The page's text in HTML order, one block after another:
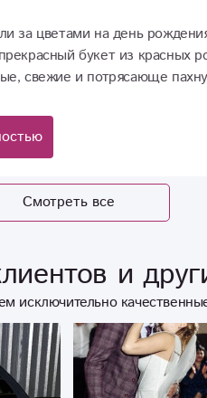
за цветами на день
букет из красных
свежие и потрясающе
Буду рекомендовать
Смотреть все
и